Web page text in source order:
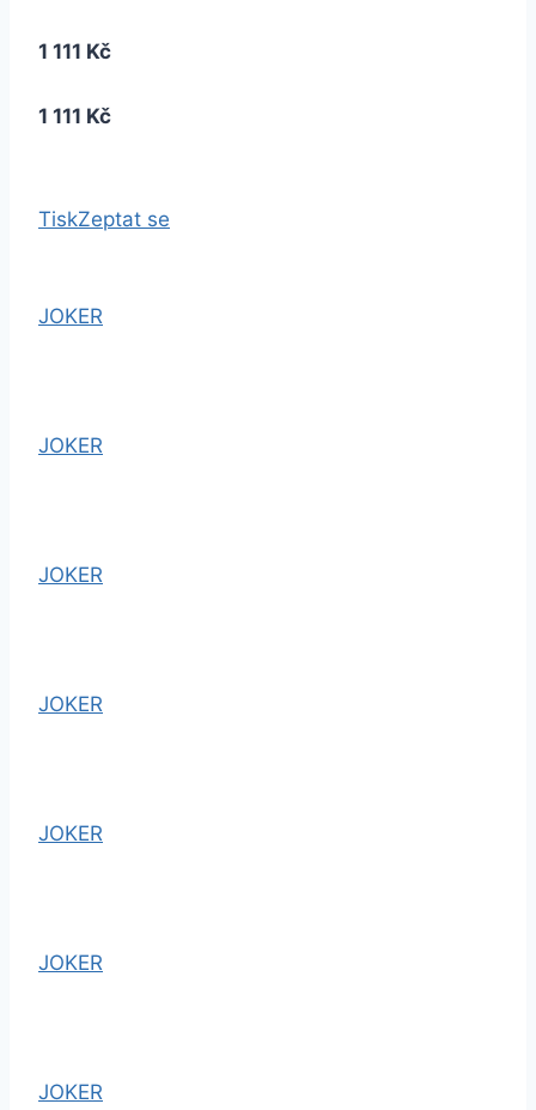
1 111 Kč
1 111 Kč
TiskZeptat se
JOKER
JOKER
JOKER
JOKER
JOKER
JOKER
JOKER